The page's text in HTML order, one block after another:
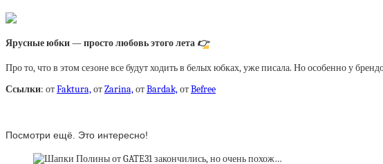
Ярусные юбки — просто любовь этого лета 👉
Про то, что в этом сезоне все будут ходить в белых юбках, уже писала. Но особенно у
Ссылки: отFaktura,отZarina,отBardak,отBefree
Посмотри ещё. Это интересно!